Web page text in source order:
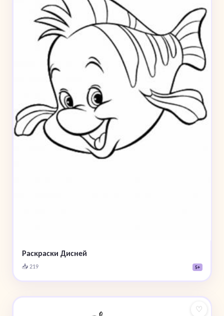
Раскраски Дисней
📥 219 5+
♡